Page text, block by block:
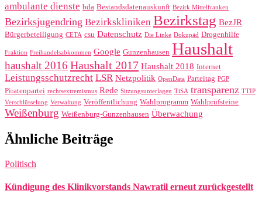
ambulante dienste bda Bestandsdatenauskunft Bezirk Mittelfranken
Bezirksjugendring Bezirkskliniken Bezirkstag BezJR
Bürgerbeteiligung CETA csu Datenschutz Die Linke Dokupäd Drogenhilfe
Fraktion Freihandelsabkommen Google Gunzenhausen Haushalt
haushalt 2016 Haushalt 2017 Haushalt 2018 Internet
Leistungsschutzrecht LSR Netzpolitik OpenData Parteitag PGP
Piratenpartei rechtsextremismus Rede Sitzungsunterlagen TiSA transparenz TTIP
Verschlüsselung Verwaltung Veröffentlichung Wahlprogramm Wahlprüfsteine
Weißenburg Weißenburg-Gunzenhausen Überwachung
Ähnliche Beiträge
Politisch
Kündigung des Klinikvorstands Nawratil erneut zurückgestellt